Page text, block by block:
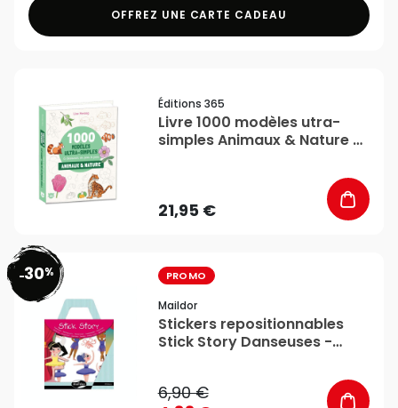
OFFREZ UNE CARTE CADEAU
Éditions 365
Livre 1000 modèles utra-
simples Animaux & Nature -
21,95 €
-30% PROMO
Maildor
Stickers repositionnables
Stick Story Danseuses -
6,90 €